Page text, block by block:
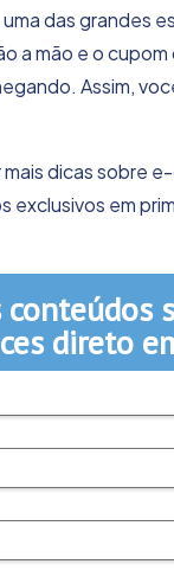
das grandes
a mão e o
Assim,
dicas sobre
exclusivos em
direto